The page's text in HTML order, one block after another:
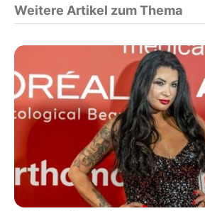
Weitere Artikel zum Thema